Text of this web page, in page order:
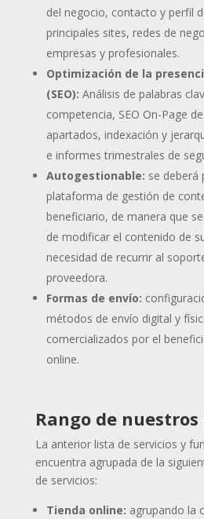
del negocio, contacto y perfil
principales sites, redes de
empresas y profesionales.
Optimización de la
(SEO): Análisis de palabras
competencia, SEO On-Page
apartados, indexación y
e informes trimestrales de
Autogestionable: se deberá
plataforma de gestión de
beneficiario, de manera que
de modificar el contenido de
necesidad de recurrir al
proveedora.
Formas de envío:
métodos de envío digital y
comercializados por el
online.
Rango de nuestros
La anterior lista de servicios y
encuentra agrupada de la
de servicios:
Tienda online: agrupando la